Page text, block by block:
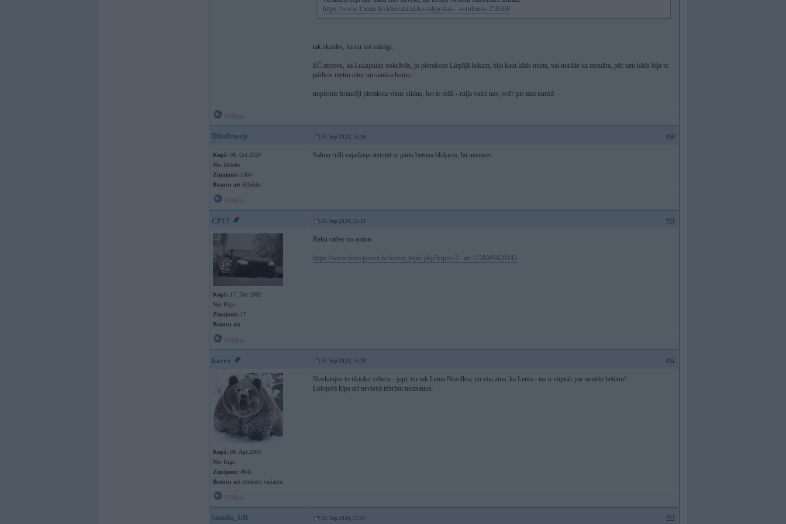
https://www.15min.lt/video/akimirka-ralyje-kai-...o-rulonus-258368
tak skaidrs, ka tur ori vainīgi.
EČ atceros, ka Lukajnuks nokrāvās, jo pierakstot Liepājā laikam, bija kaut kāds miets, vai norāde uz trotuāra, pēc tam kāds bija to
pārlicis metru citur un sanāca huiņa..
nopietnie braucēji pieraksta visus sūdus, bet te reāli - ruļļa vairs nav, wtf? pie tam tumsā
DiksIrseejs 30. Sep 2024, 15:16 #30
Kopš: 08. Oct 2020
No: Dobele
Ziņojumi: 1484
Braucu ar: Hibrīdu
Salmu rulli vajadzēja atstutēt ar pāris betona bluķiem, lai nenones.
CP17 30. Sep 2024, 15:18 #31
Kopš: 17. Dec 2002
No: Rīga
Ziņojumi: 17
Braucu ar:
Reku video no action
https://www.bmwpower.lv/forum_topic.php?topic=2...art=1500#6429143
karro 30. Sep 2024, 15:38 #32
Kopš: 08. Apr 2003
No: Rīga
Ziņojumi: 4945
Braucu ar: studentu variantu
Noskatījos to tiktoku vēlreiz - jopt, tur tak Lenta Novilkta, un visi zina, ka Lenta - tas ir stiprāk par armētu betōnu!
Lidojošā ķīpa arī nevienā izbrīnu neizsauca..
Sandis_UR 30. Sep 2024, 17:57 #33